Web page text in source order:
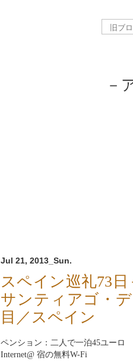
－
Jul 21, 2013_Sun.
スペイン巡礼73
サンティアゴ・
目／スペイン
ペンション：二人で一泊45ユーロ
Internet@ 宿の無料W-Fi